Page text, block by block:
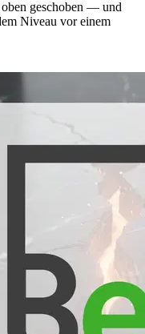
geschoben — und
Niveau vor einem